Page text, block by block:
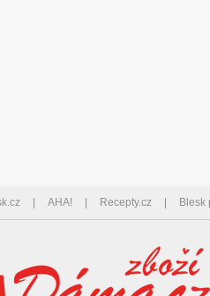
AHA! Recepty.cz Blesk